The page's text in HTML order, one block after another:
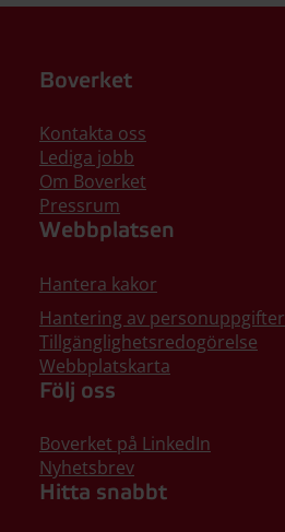
Boverket
Kontakta oss
Lediga jobb
Om Boverket
Pressrum
Webbplatsen
Hantera kakor
Hantering av personuppgifter
Tillgänglighetsredogörelse
Webbplatskarta
Följ oss
Boverket på LinkedIn
Nyhetsbrev
Hitta snabbt